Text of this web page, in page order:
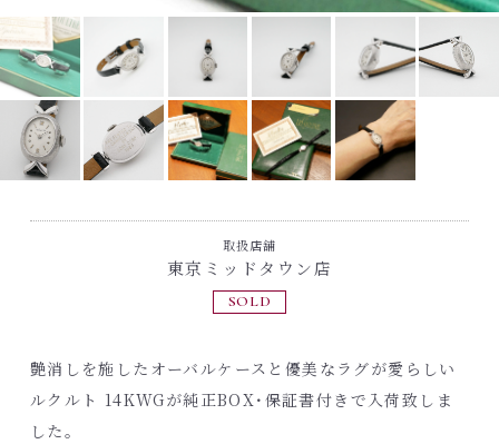
取扱店舗
東京ミッドタウン店
SOLD
艶消しを施したオーバルケースと優美なラグが愛らしい
ルクルト 14KWGが純正BOX･保証書付きで入荷致しま
した。